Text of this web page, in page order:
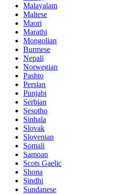
Malayalam
Maltese
Maori
Marathi
Mongolian
Burmese
Nepali
Norwegian
Pashto
Persian
Punjabi
Serbian
Sesotho
Sinhala
Slovak
Slovenian
Somali
Samoan
Scots Gaelic
Shona
Sindhi
Sundanese